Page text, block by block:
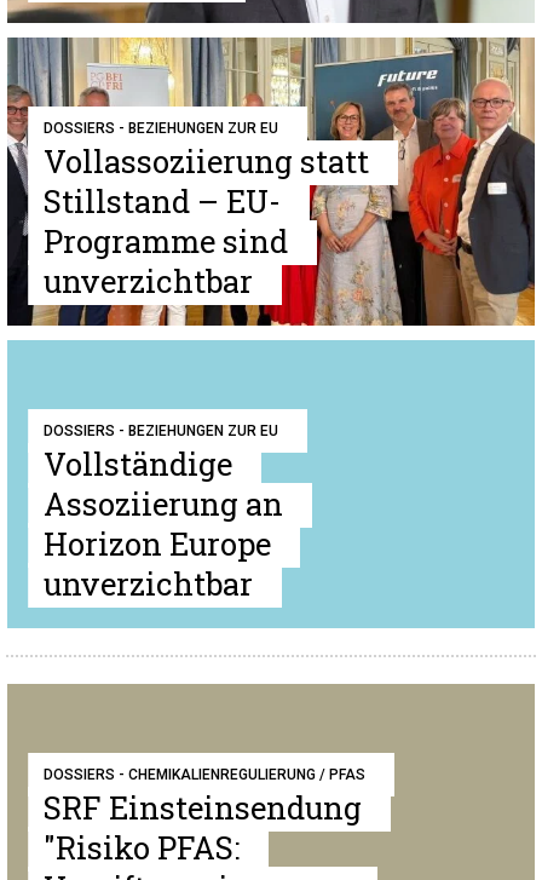
DOSSIERS - BEZIEHUNGEN ZUR EU
Vollassoziierung statt
Stillstand – EU-
Programme sind
unverzichtbar
DOSSIERS - BEZIEHUNGEN ZUR EU
Vollständige
Assoziierung an
Horizon Europe
unverzichtbar
DOSSIERS - CHEMIKALIENREGULIERUNG / PFAS
SRF Einsteinsendung
"Risiko PFAS: